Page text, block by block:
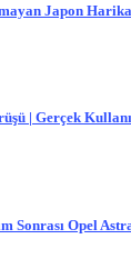
Japon
| Gerçek
Sonrası Opel